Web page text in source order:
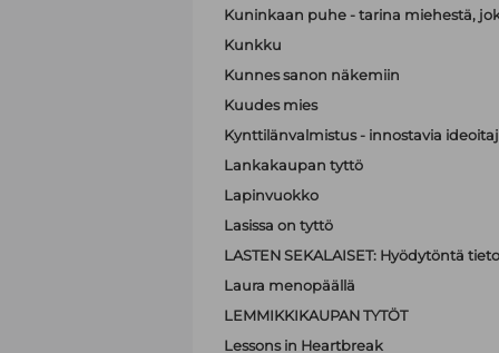
Kuninkaan puhe - tarina miehestä,
Kunkku
Kunnes sanon näkemiin
Kuudes mies
Kynttilänvalmistus - innostavia
Lankakaupan tyttö
Lapinvuokko
Lasissa on tyttö
LASTEN SEKALAISET: Hyödytöntä
Laura menopäällä
LEMMIKKIKAUPAN TYTÖT
Lessons in Heartbreak